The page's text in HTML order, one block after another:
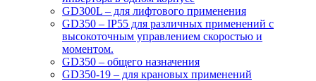
GD300L – для лифтового применения
GD350 – IP55 для различных применений с
высокоточным управлением скоростью и
моментом.
GD350 – общего назначения
GD350-19 – для крановых применений